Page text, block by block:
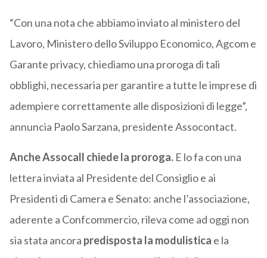
“Con una nota che abbiamo inviato al ministero del
Lavoro, Ministero dello Sviluppo Economico, Agcom e
Garante privacy, chiediamo una proroga di tali
obblighi, necessaria per garantire a tutte le imprese di
adempiere correttamente alle disposizioni di legge”,
annuncia Paolo Sarzana, presidente Assocontact.
Anche Assocall chiede la proroga.E lo fa con una
lettera inviata al Presidente del Consiglio e ai
Presidenti di Camera e Senato: anche l’associazione,
aderente a Confcommercio, rileva come ad oggi non
sia stata ancora predisposta la modulistica e la